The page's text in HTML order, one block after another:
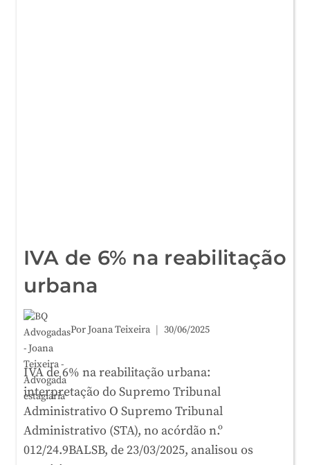
IVA de 6% na reabilitação
urbana
PorJoana Teixeira 30/06/2025
IVA de 6% na reabilitação urbana:
interpretação do Supremo Tribunal
Administrativo O Supremo Tribunal
Administrativo (STA), no acórdão n.º
012/24.9BALSB, de 23/03/2025, analisou os